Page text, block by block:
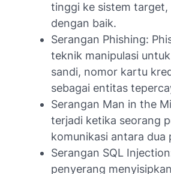
tinggi ke sistem
dengan baik.
Serangan Phishing:
teknik manipulasi
sandi, nomor kartu
sebagai entitas
Serangan Man in the
terjadi ketika seorang
komunikasi antara dua
Serangan SQL
penyerang